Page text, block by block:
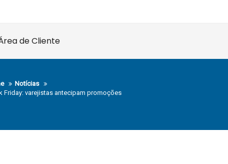
de Cliente
Notícias
Friday: varejistas antecipam promoções